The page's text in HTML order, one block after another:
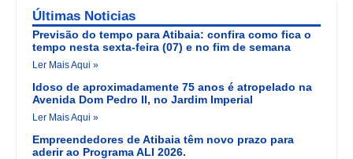
Últimas Noticias
Previsão do tempo para Atibaia: confira como fica o
tempo nesta sexta-feira (07) e no fim de semana
Ler Mais Aqui »
Idoso de aproximadamente 75 anos é atropelado na
Avenida Dom Pedro II, no Jardim Imperial
Ler Mais Aqui »
Empreendedores de Atibaia têm novo prazo para
aderir ao Programa ALI 2026.